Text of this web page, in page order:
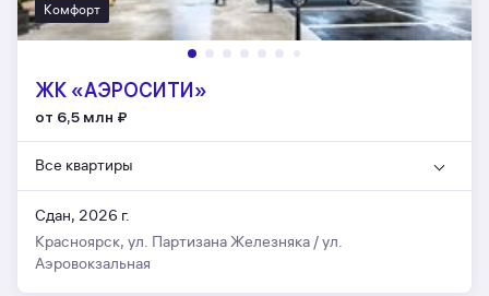
Комфорт
ЖК «АЭРОCИТИ»
от 6,5 млн ₽
Все квартиры
Сдан, 2026 г.
Красноярск, ул. Партизана Железняка / ул.
Аэровокзальная